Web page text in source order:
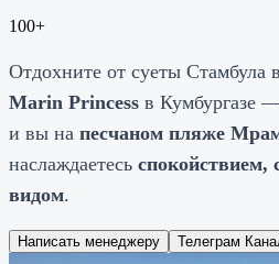
100+
Отдохните от суеты Стамбула в
Marin Princess в Кумбургазе
и вы на песчаном пляже
наслаждаетесь спокойствием,
видом.
Написать менеджеру Телеграм